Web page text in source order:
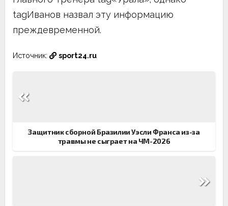
tagИванов назвал эту информацию
преждевременной.
Источник: sport24.ru
по
Защитник сборной Бразилии Уэсли Франса из-за
травмы не сыграет на ЧМ-2026